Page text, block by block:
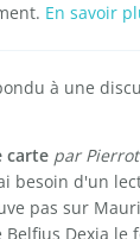
En savoir
à une
carte par
besoin d'un
pas sur
Dexia le